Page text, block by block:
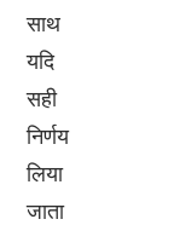
साथ
यदि
सही
निर्णय
लिया
जाता